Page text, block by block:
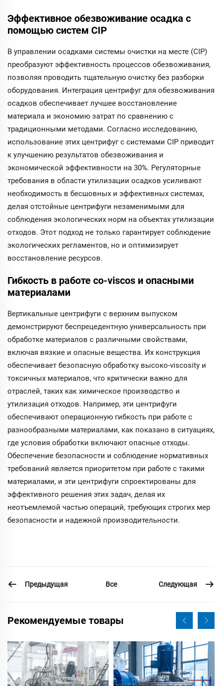
Эффективное обезвоживание осадка с
помощью систем CIP
В управлении осадками системы очистки на месте (CIP)
преобразуют эффективность процессов обезвоживания,
позволяя проводить тщательную очистку без разборки
оборудования. Интеграция центрифуг для обезвоживания
осадков обеспечивает лучшее восстановление
материала и экономию затрат по сравнению с
традиционными методами. Согласно исследованию,
использование этих центрифуг с системами CIP приводит
к улучшению результатов обезвоживания и
экономической эффективности на 30%. Регуляторные
требования в области утилизации осадков усиливают
необходимость в бесшовных и эффективных системах,
делая отстойные центрифуги незаменимыми для
соблюдения экологических норм на объектах утилизации
отходов. Этот подход не только гарантирует соблюдение
экологических регламентов, но и оптимизирует
восстановление ресурсов.
Гибкость в работе со-viscos и опасными
материалами
Вертикальные центрифуги с верхним выпуском
демонстрируют беспрецедентную универсальность при
обработке материалов с различными свойствами,
включая вязкие и опасные вещества. Их конструкция
обеспечивает безопасную обработку высоко-viscosity и
токсичных материалов, что критически важно для
отраслей, таких как химическое производство и
утилизация отходов. Например, эти центрифуги
обеспечивают операционную гибкость при работе с
разнообразными материалами, как показано в ситуациях,
где условия обработки включают опасные отходы.
Обеспечение безопасности и соблюдение нормативных
требований является приоритетом при работе с такими
материалами, и эти центрифуги спроектированы для
эффективного решения этих задач, делая их
неотъемлемой частью операций, требующих строгих мер
безопасности и надежной производительности.
Предыдущая Все Следующая
Рекомендуемые товары